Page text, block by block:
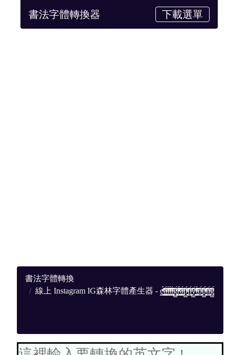
書法字體轉換器 下載選單
書法字體轉換
線上 Instagram IG森林字體產生器 - c̳̳̼̟̮̳̳̼̟̮ͨ́ͫͨ́ͫ͜͠͠͞͞͠͠͞͞a̳̳̼̟̮ͨ́ͫ͠͠͞͞l̳̳̼̟̮ͨ́ͫ͠͠͞͞l̳̳̼̟̮ͨ́ͫ͠͠͞͞i̳̳̼̟̮ͨ́ͫ͠͠͞͞g̳̳̼̟̮ͨ́ͫ͠͠͞͞r̳̳̼̟̮̳̳̼̟̮ͨ́ͫͨ́ͫ͜͠͠͞͞͠͠͞͞a̳̳̼̟̮ͨ́ͫ͠͠͞͞p̳̳̼̟̮̳̳̼̟̮ͨ́ͫͨ́ͫ͠͠͞͞͠͠͞͞h̳̳̼̟̮ͨ́ͫ͠͠͞͞y̳̳̼̟̮ͨ́ͫ͠͠͞͞t̳̳̼̟̮ͨ́ͫ͠͠͞͞o̳̳̼̟̮ͨ́ͫ͠͠͞͞p̳̳̼̟̮̳̳̼̟̮ͨ́ͫͨ́ͫ͠͠͞͞͠͠͞͞n̳̳̼̟̮ͨ́ͫ͠͠͞͞g̳̳̼̟̮ͨ́ͫ͠͠͞͞